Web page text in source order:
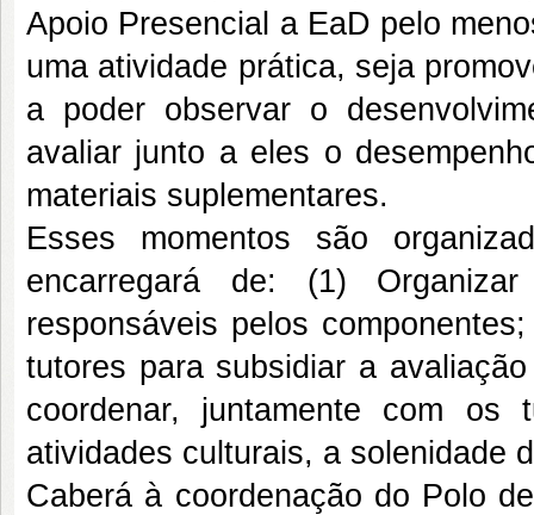
Apoio Presencial a EaD pelo
uma atividade prática, seja
a poder observar o
avaliar junto a eles o
materiais suplementares.
Esses momentos são
encarregará de: (1)
responsáveis pelos
tutores para subsidiar a
coordenar, juntamente com
atividades culturais, a solenidade
Caberá à coordenação do Polo